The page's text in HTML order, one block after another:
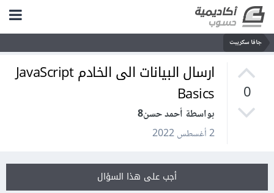
جافا سكريبت
0
ارسال البيانات الى الخادم JavaScript
Basics
بواسطة أحمد حسن8
2 أغسطس 2022
أجب على هذا السؤال